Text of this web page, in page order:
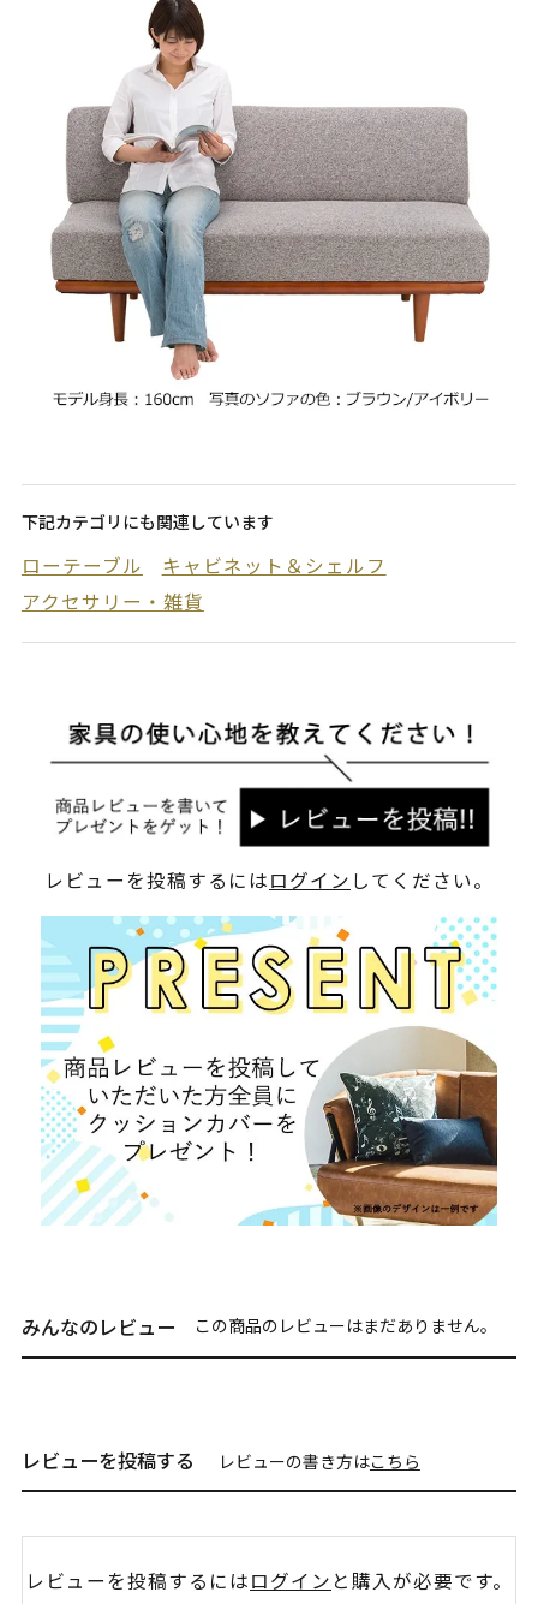
下記カテゴリにも関連しています
ローテーブル
キャビネット＆シェルフ
アクセサリー・雑貨
レビューを投稿するにはログイン してください。
みんなのレビュー この商品のレビューはまだありません。
レビューを投稿する レビューの書き方はこちら
レビューを投稿するにはログイン と購入が必要です。